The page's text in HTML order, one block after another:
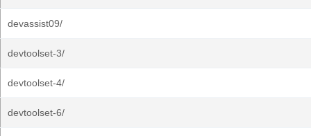
devassist09/
devtoolset-3/
devtoolset-4/
devtoolset-6/